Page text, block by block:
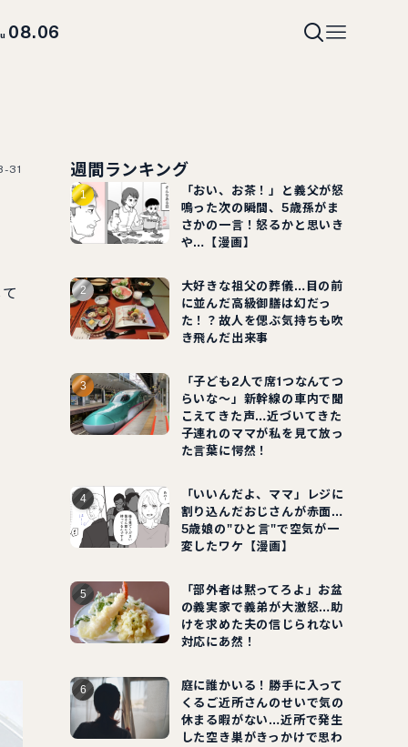
08.06
31 週間ランキング
「おい、お茶！」と義父が怒
鳴った次の瞬間、5歳孫がま
さかの一言！怒るかと思いき
や…【漫画】
大好きな祖父の葬儀…目の前
に並んだ高級御膳は幻だっ
た！？故人を偲ぶ気持ちも吹
き飛んだ出来事
「子ども2人で席1つなんてつ
らいな～」新幹線の車内で聞
こえてきた声…近づいてきた
子連れのママが私を見て放っ
た言葉に愕然！
「いいんだよ、ママ」レジに
割り込んだおじさんが赤面…
5歳娘の"ひと言"で空気が一
変したワケ【漫画】
「部外者は黙ってろよ」お盆
の義実家で義弟が大激怒…助
けを求めた夫の信じられない
対応にあ然！
庭に誰かいる！勝手に入って
くるご近所さんのせいで気の
休まる暇がない…近所で発生
した空き巣がきっかけで思わ